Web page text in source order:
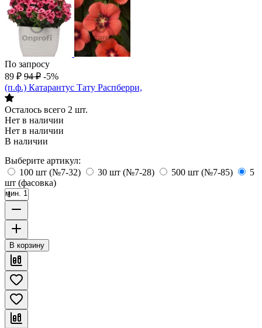
По запросу
89 ₽ 94 ₽ -5%
(п.ф.) Катарантус Тату Распберри,
Осталось всего 2 шт.
Нет в наличии
Нет в наличии
В наличии
Выберите артикул:
100 шт (№7-32)
30 шт (№7-28) 500 шт (№7-85)
5
шт (фасовка)
мин. 1
В корзину